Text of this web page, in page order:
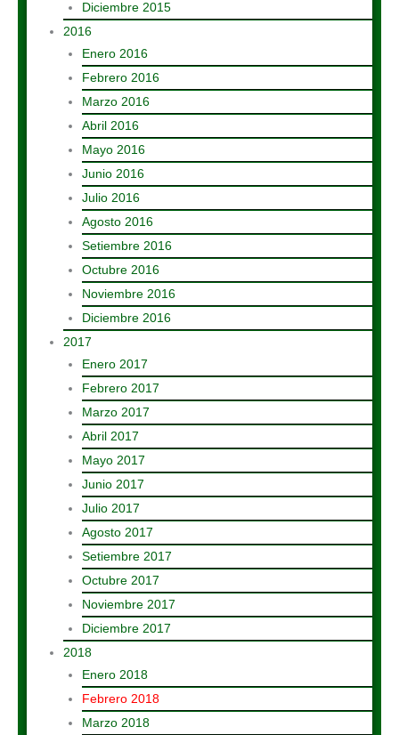
Diciembre 2015
2016
Enero 2016
Febrero 2016
Marzo 2016
Abril 2016
Mayo 2016
Junio 2016
Julio 2016
Agosto 2016
Setiembre 2016
Octubre 2016
Noviembre 2016
Diciembre 2016
2017
Enero 2017
Febrero 2017
Marzo 2017
Abril 2017
Mayo 2017
Junio 2017
Julio 2017
Agosto 2017
Setiembre 2017
Octubre 2017
Noviembre 2017
Diciembre 2017
2018
Enero 2018
Febrero 2018
Marzo 2018